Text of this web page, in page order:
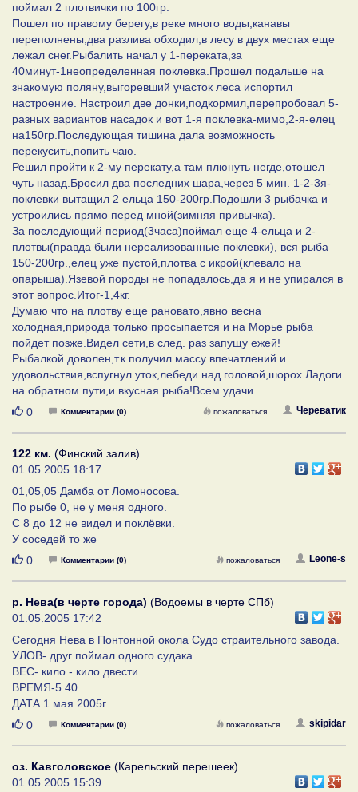
поймал 2 плотвички по 100гр.
Пошел по правому берегу,в реке много воды,канавы
переполнены,два разлива обходил,в лесу в двух местах еще
лежал снег.Рыбалить начал у 1-переката,за
40минут-1неопределенная поклевка.Прошел подальше на
знакомую поляну,выгоревший участок леса испортил
настроение. Настроил две донки,подкормил,перепробовал 5-
разных вариантов насадок и вот 1-я поклевка-мимо,2-я-елец
на150гр.Последующая тишина дала возможность
перекусить,попить чаю.
Решил пройти к 2-му перекату,а там плюнуть негде,отошел
чуть назад.Бросил два последних шара,через 5 мин. 1-2-3я-
поклевки вытащил 2 ельца 150-200гр.Подошли 3 рыбачка и
устроились прямо перед мной(зимняя привычка).
За последующий период(3часа)поймал еще 4-ельца и 2-
плотвы(правда были нереализованные поклевки), вся рыба
150-200гр.,елец уже пустой,плотва с икрой(клевало на
опарыша).Язевой породы не попадалось,да я и не упирался в
этот вопрос.Итог-1,4кг.
Думаю что на плотву еще рановато,явно весна
холодная,природа только просыпается и на Морье рыба
пойдет позже.Видел сети,в след. раз запущу ежей!
Рыбалкой доволен,т.к.получил массу впечатлений и
удовольствия,вспугнул уток,лебеди над головой,шорох Ладоги
на обратном пути,и вкусная рыба!Всем удачи.
Нравится
0 Комментарии (0) Череватик
пожаловаться
122 км. (Финский залив)
01.05.2005 18:17
01,05,05 Дамба от Ломоносова.
По рыбе 0, не у меня одного.
С 8 до 12 не видел и поклёвки.
У соседей то же
Нравится
0 Комментарии (0) Leone-s
пожаловаться
р. Нева(в черте города) (Водоемы в черте СПб)
01.05.2005 17:42
Сегодня Нева в Понтонной окола Судо страительного завода.
УЛОВ- друг поймал одного судака.
ВЕС- кило - кило двести.
ВРЕМЯ-5.40
ДАТА 1 мая 2005г
Нравится
0 Комментарии (0) skipidar
пожаловаться
оз. Кавголовское (Карельский перешеек)
01.05.2005 15:39